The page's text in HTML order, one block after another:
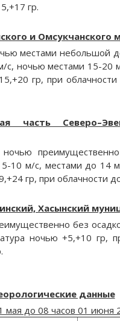
гр.
и Омсукчанского
местами небольшой
с, ночью местами 15-20
гр, при
часть
10 м/с, местами до 14
гр, при облачности
Хасынский
без
ночью +5,+10 гр,
данные
мая до 08 часов 01 июня